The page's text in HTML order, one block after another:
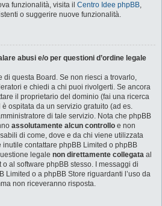
funzionalità, visita il Centro Idee phpBB,
o suggerire nuove funzionalità.
abusi e/o per questioni d’ordine legale
di questa Board. Se non riesci a trovarlo,
e chiedi a chi puoi rivolgerti. Se ancora
il proprietario del dominio (fai una ricerca
ospitata da un servizio gratuito (ad es.
di tale servizio. Nota che phpBB
assolutamente alcun controllo e non
di come, dove e da chi viene utilizzata
contattare phpBB Limited o phpBB
legale non direttamente collegata al
al software phpBB stesso. I messaggi di
Limited o a phpBB Store riguardanti l’uso da
non riceveranno risposta.